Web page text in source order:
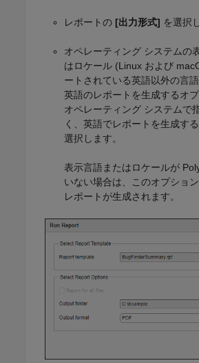
レポートの [出力形式] を選択
オペレーティング システムの
はロケール (Linux および
ートされている英語以外の言
英語のレポートを生成するオ
オペレーティング システムで
く、英語でレポートを生成す
選択します。
表示言語またはロケールが
いない場合は、このオプショ
レポートが生成されます。